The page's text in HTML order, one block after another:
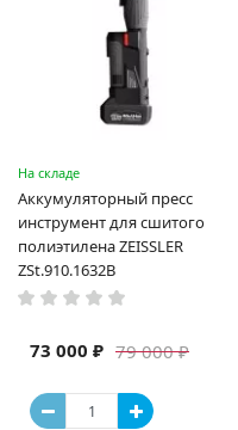
На складе
Аккумуляторный пресс
инструмент для сшитого
полиэтилена ZEISSLER
ZSt.910.1632B
79 000 ₽
73 000 ₽